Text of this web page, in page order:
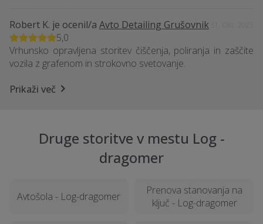
Robert K. je ocenil/a Avto Detailing Grušovnik
5,0
Vrhunsko opravljena storitev čiščenja, poliranja in zaščite
vozila z grafenom in strokovno svetovanje.
Prikaži več
Druge storitve v mestu Log -
dragomer
Avtošola - Log-dragomer
Prenova stanovanja na
ključ - Log-dragomer